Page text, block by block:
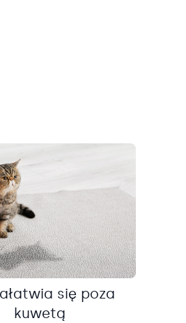
się poza
kuwetą